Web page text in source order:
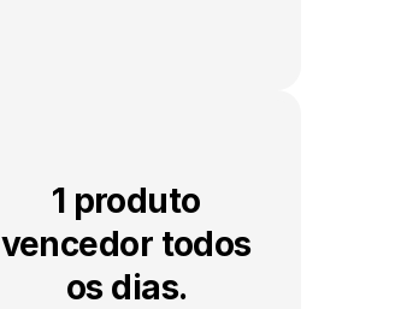
1 produto
vencedor todos
os dias.